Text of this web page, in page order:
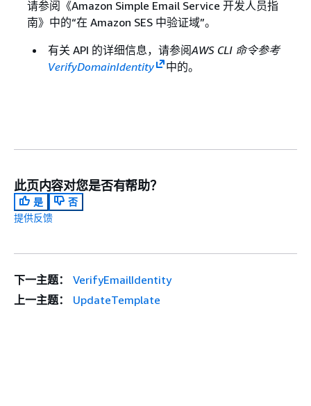
请参阅《Amazon Simple Email Service 开发人员指
南》 中的“在 Amazon SES 中验证域”。
有关 API 的详细信息，请参阅AWS CLI 命令参考
VerifyDomainIdentity
中的。
此页内容对您是否有帮助？
是
否
提供反馈
下一主题：
VerifyEmailIdentity
上一主题：
UpdateTemplate